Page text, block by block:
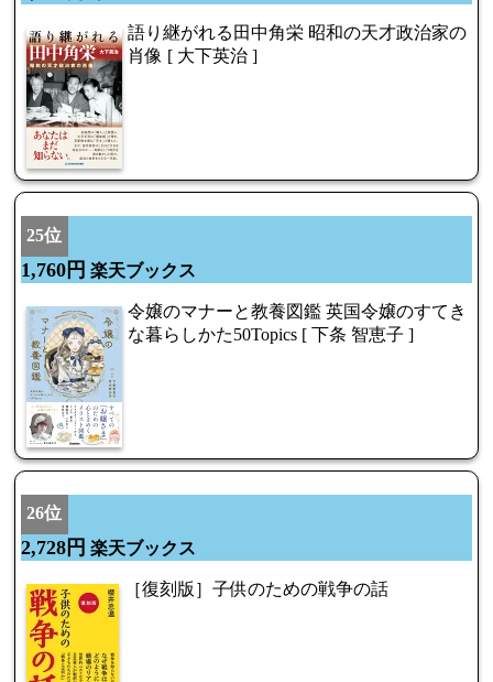
語り継がれる田中角栄 昭和の天才政治家の
肖像 [ 大下英治 ]
25位
1,760円 楽天ブックス
令嬢のマナーと教養図鑑 英国令嬢のすてき
な暮らしかた50Topics [ 下条 智恵子 ]
26位
2,728円 楽天ブックス
［復刻版］子供のための戦争の話